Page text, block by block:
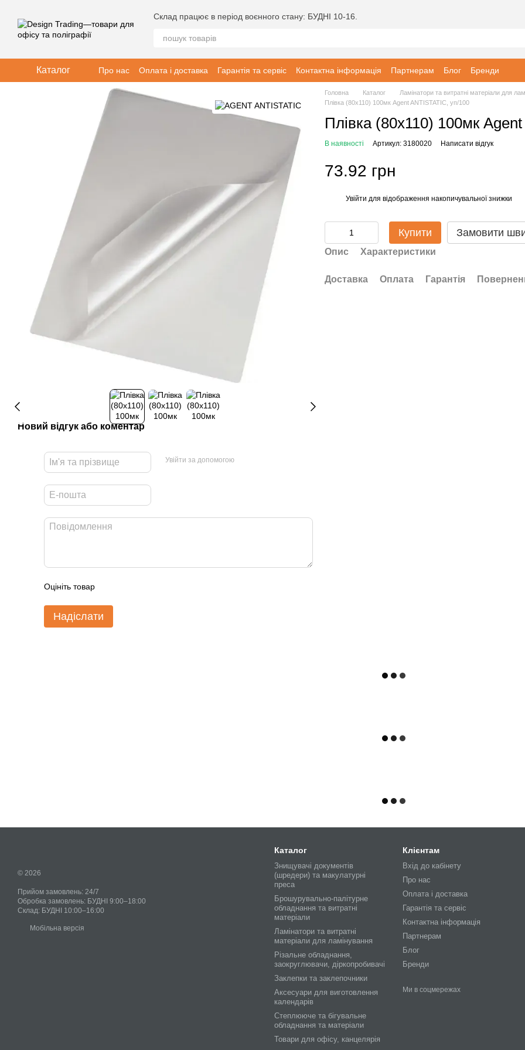
Склад працює в період воєнного стану: БУДНІ 10-16.
Каталог Про нас Оплата і доставка Гарантія та сервіс Контактна інформація Партнерам Блог Бренди
Новий відгук або коментар
Увійти за допомогою
Оцініть товар
Надіслати
Головна Каталог
Ламінатори та витратні матеріали для
Плівка (80х110) 100мк Agent ANTISTATIC, уп/100
Плівка (80х110) 100мк
В наявності Артикул: 3180020 Написати відгук
73.92 грн
Увійти для відображення накопичувальної знижки
Купити Замовити
Опис Характеристики
Доставка Оплата Гарантія
© 2026
Прийом замовлень: 24/7
Обробка замовлень: БУДНІ 9:00–18:00
Склад: БУДНІ 10:00–16:00
Мобільна версія
Каталог
Знищувачі документів
(шредери) та макулатурні
преса
Брошурувально-палітурне
обладнання та витратні
матеріали
Ламінатори та витратні
матеріали для ламінування
Різальне обладнання,
заокруглювачи, діркопробивачі
Заклепки та заклепочники
Аксесуари для виготовлення
календарів
Степлююче та бігувальне
обладнання та матеріали
Товари для офісу, канцелярія
Клієнтам
Вхід до кабінету
Про нас
Оплата і доставка
Гарантія та сервіс
Контактна інформація
Партнерам
Блог
Бренди
Ми в соцмережах